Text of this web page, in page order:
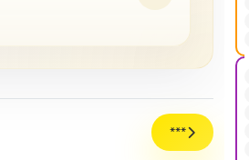
***